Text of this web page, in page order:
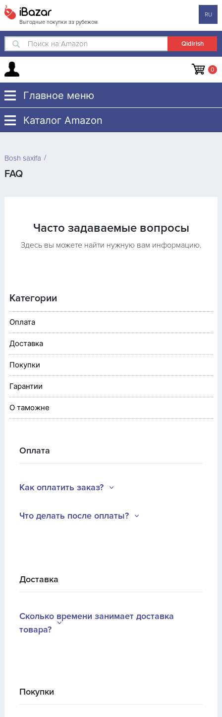
iBazar
Выгодные покупки за рубежом
RU
Поиск на Amazon
0
Главное меню
Каталог Amazon
Bosh saxifa
FAQ
Часто задаваемые вопросы
Здесь вы можете найти нужную вам информацию.
Категории
Оплата
Доставка
Покупки
Гарантии
О таможне
Оплата
Как оплатить заказ?
Что делать после оплаты?
Доставка
Сколько времени занимает доставка
товара?
Покупки